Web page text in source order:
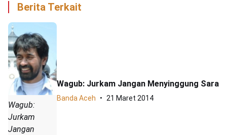
Berita Terkait
Wagub:
Jurkam
Jangan
Wagub: Jurkam Jangan Menyinggung Sara
Banda Aceh 21 Maret 2014